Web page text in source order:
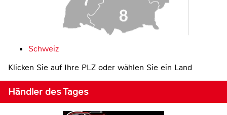
Schweiz
Klicken Sie auf Ihre PLZ oder wählen Sie ein Land
Händler des Tages